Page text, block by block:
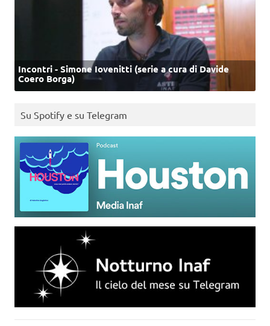
Incontri - Simone Iovenitti (serie a cura di Davide
Coero Borga)
Su Spotify e su Telegram